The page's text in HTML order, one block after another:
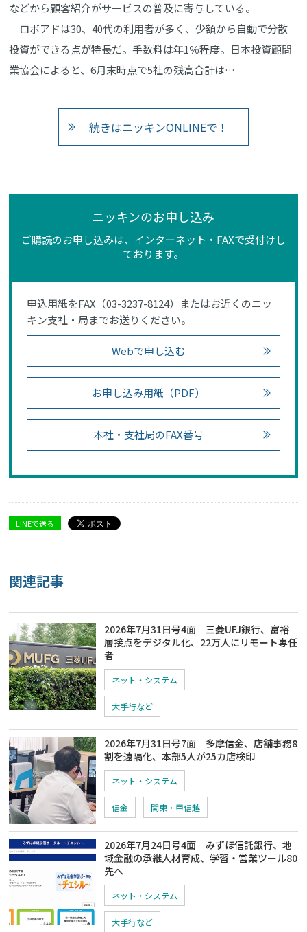
などから顧客紹介がサービスの普及に寄与している。
ロボアドは30、40代の利用者が多く、少額から自動で分散
投資ができる点が特長だ。手数料は年1％程度。日本投資顧問
業協会によると、6月末時点で5社の残高合計は…
続きはニッキンONLINEで！
ニッキンのお申し込み
ご購読のお申し込みは、インターネット・FAXで受付けし
ております。
申込用紙をFAX（03-3237-8124）またはお近くのニッ
キン支社・局までお送りください。
Webで申し込む
お申し込み用紙（PDF）
本社・支社局のFAX番号
LINEで送る
関連記事
2026年7月31日号4面 三菱UFJ銀行、富裕
層接点をデジタル化、22万人にリモート専任
者
ネット・システム
大手行など
2026年7月31日号7面 多摩信金、店舗事務8
割を遠隔化、本部5人が25カ店検印
ネット・システム
信金 関東・甲信越
2026年7月24日号4面 みずほ信託銀行、地
域金融の承継人材育成、学習・営業ツール80
先へ
ネット・システム
大手行など